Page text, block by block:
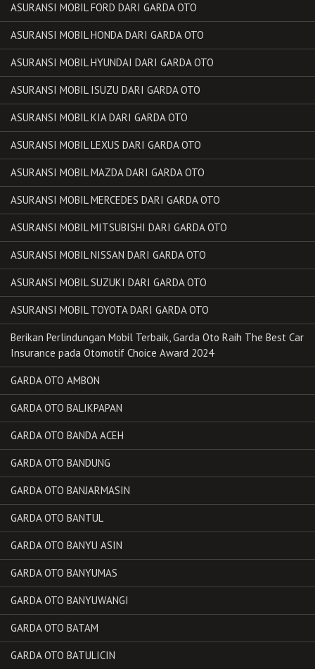
ASURANSI MOBIL FORD DARI GARDA OTO
ASURANSI MOBIL HONDA DARI GARDA OTO
ASURANSI MOBIL HYUNDAI DARI GARDA OTO
ASURANSI MOBIL ISUZU DARI GARDA OTO
ASURANSI MOBIL KIA DARI GARDA OTO
ASURANSI MOBIL LEXUS DARI GARDA OTO
ASURANSI MOBIL MAZDA DARI GARDA OTO
ASURANSI MOBIL MERCEDES DARI GARDA OTO
ASURANSI MOBIL MITSUBISHI DARI GARDA OTO
ASURANSI MOBIL NISSAN DARI GARDA OTO
ASURANSI MOBIL SUZUKI DARI GARDA OTO
ASURANSI MOBIL TOYOTA DARI GARDA OTO
Berikan Perlindungan Mobil Terbaik, Garda Oto Raih The Best Car
Insurance pada Otomotif Choice Award 2024
GARDA OTO AMBON
GARDA OTO BALIKPAPAN
GARDA OTO BANDA ACEH
GARDA OTO BANDUNG
GARDA OTO BANJARMASIN
GARDA OTO BANTUL
GARDA OTO BANYU ASIN
GARDA OTO BANYUMAS
GARDA OTO BANYUWANGI
GARDA OTO BATAM
GARDA OTO BATULICIN